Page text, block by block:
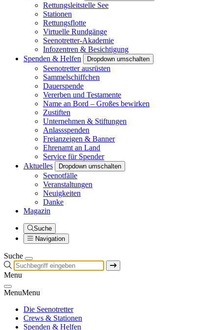
Rettungsleitstelle See
Stationen
Rettungsflotte
Virtuelle Rundgänge
Seenotretter-Akademie
Infozentren & Besichtigung
Spenden & Helfen
Dropdown umschalten
Seenotretter ausrüsten
Sammelschiffchen
Dauerspende
Vererben und Testamente
Name an Bord – Großes bewirken
Zustiften
Unternehmen & Stiftungen
Anlassspenden
Freianzeigen & Banner
Ehrenamt an Land
Service für Spender
Aktuelles
Dropdown umschalten
Seenotfälle
Veranstaltungen
Neuigkeiten
Danke
Magazin
Suche
Navigation
Suche
Menu
MenuMenu
Die Seenotretter
Crews & Stationen
Spenden & Helfen